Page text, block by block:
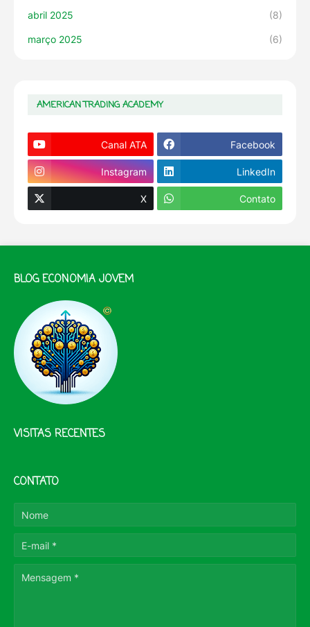
abril 2025 (8)
março 2025 (6)
AMERICAN TRADING ACADEMY
Canal ATA Facebook
Instagram LinkedIn
X Contato
BLOG ECONOMIA JOVEM
VISITAS RECENTES
CONTATO